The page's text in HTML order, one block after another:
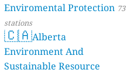
Enviromental Protection 73
stations
🇨🇦Alberta
Environment And
Sustainable Resource